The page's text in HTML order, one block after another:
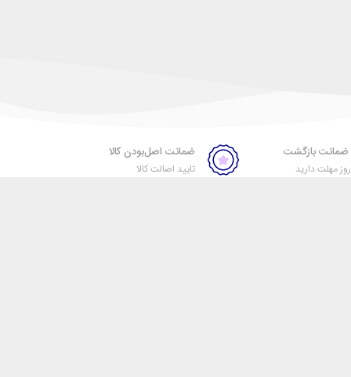
مهلت دارید
ضمانت اصل‌بودن کالا
تایید اصالت کالا